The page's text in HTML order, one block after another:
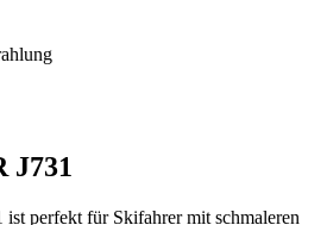
J731
perfekt für Skifahrer mit schmaleren